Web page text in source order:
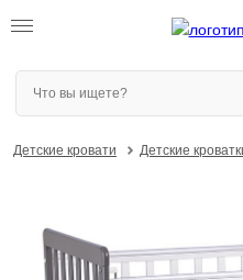
Детские кровати Детские